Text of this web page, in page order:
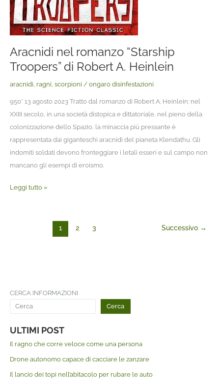
Aracnidi nel romanzo “Starship
Troopers” di Robert A. Heinlein
aracnidi, ragni, scorpioni / ongaro disinfestazioni
950* 13 agosto 2023 Tratto dal romanzo di Robert A. Heinlein: nel
XXIII secolo, in una società distopica e dittatoriale, nel pieno della
colonizzazione dello Spazio, la minaccia più pressante è
rappresentata dai giganteschi aracnidi del pianeta Klendathu. Gli
indomiti soldati devono fronteggiare i letali esseri e sul campo non
mancano gli esempi di eroismo.
Leggi tutto »
1 2 3 Successivo →
CERCA INFORMAZIONI
Cerca
ULTIMI POST
Il ragno che corre veloce come una persona
Drone autonomo capace di cacciare le zanzare
Il lancio dei topi nell’abitacolo per rubare le auto